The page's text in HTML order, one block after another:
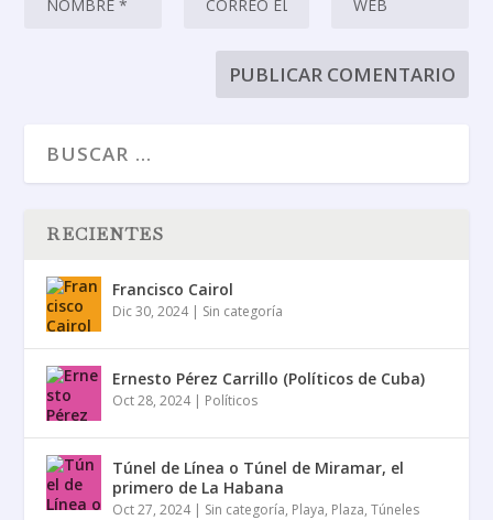
RECIENTES
Francisco Cairol
Dic 30, 2024| Sin categoría
Ernesto Pérez Carrillo (Políticos de Cuba)
Oct 28, 2024| Políticos
Túnel de Línea o Túnel de Miramar, el
primero de La Habana
Oct 27, 2024| Sin categoría, Playa, Plaza,Túneles